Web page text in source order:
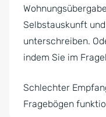
Selbstauskunft
unterschreiben.
indem Sie im
Schlechter
Fragebögen